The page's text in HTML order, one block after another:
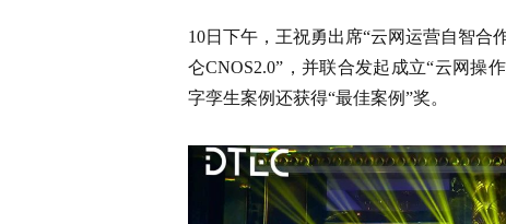
10日下午，王祝勇出席“云网运营自智合
仑CNOS2.0”，并联合发起成立“云网操
字孪生案例还获得“最佳案例”奖。